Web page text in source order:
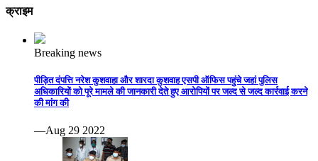
क्राइम
Breaking news
पीड़ित दंपत्ति नरेश कुशवाहा और शारदा कुशवाह एसपी ऑफिस पहुंचे जहां पुलिस
अधिकारियों को पूरे मामले की जानकारी देते हुए आरोपियों पर जल्द से जल्द कार्रवाई करने
की मांग की
—Aug 29 2022